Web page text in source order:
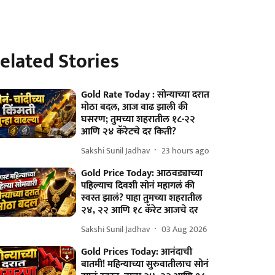
Stories
Gold Rate Today : सोन्याच्या दरात
मोठा बदल, आज वाढ झाली की
घसरण; तुमच्या शहरातील १८-२२
आणि २४ कॅरेटचे दर किती?
Sakshi Sunil Jadhav 23 hours ago
Gold Price Today: आठवड्याच्या
पहिल्याच दिवशी सोनं महागलं की
स्वस्त झालं? पाहा तुमच्या शहरातील
२४, २२ आणि १८ कॅरेट आजचे दर
Sakshi Sunil Jadhav 03 Aug 2026
Gold Prices Today: आनंदाची
बातमी! महिन्याच्या सुरुवातीलाच सोनं